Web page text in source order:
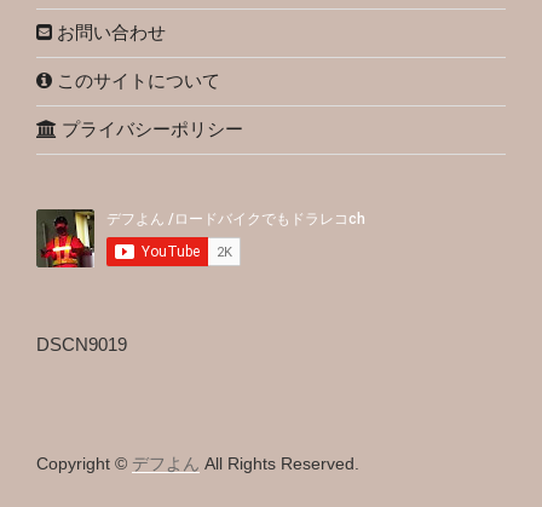
お問い合わせ
このサイトについて
プライバシーポリシー
DSCN9019
Copyright © デフよん All Rights Reserved.